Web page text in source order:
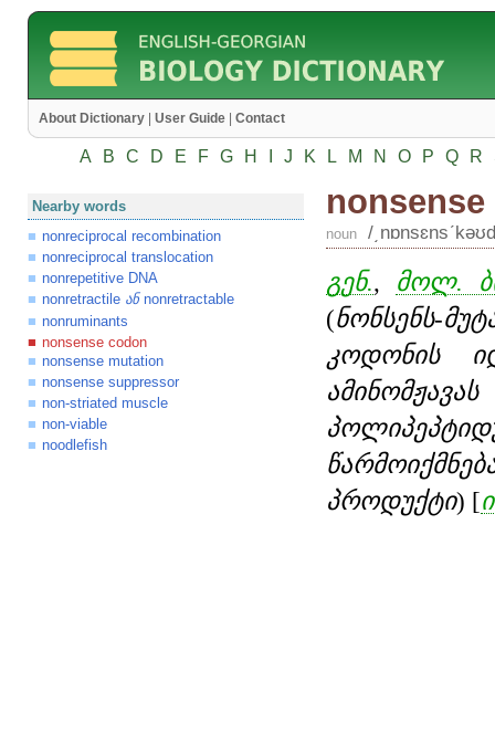
About Dictionary User Guide Contact
A B C D E F G H J K L M N O P Q R
Nearby words
nonreciprocal recombination
nonreciprocal translocation
nonrepetitive DNA
nonretractile ანnonretractable
nonruminants
nonsense codon
nonsense mutation
nonsense suppressor
non-striated muscle
non-viable
noodlefish
noun /
გენ., მოლ.
(ნონსენს-
კოდონის
პროდუქტი) [